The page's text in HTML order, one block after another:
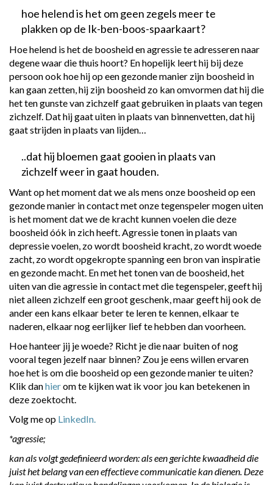
hoe helend is het om geen zegels meer te
plakken op de Ik-ben-boos-spaarkaart?
Hoe helend is het de boosheid en agressie te adresseren naar
degene waar die thuis hoort? En hopelijk leert hij bij deze
persoon ook hoe hij op een gezonde manier zijn boosheid in
kan gaan zetten, hij zijn boosheid zo kan omvormen dat hij die
het ten gunste van zichzelf gaat gebruiken in plaats van tegen
zichzelf. Dat hij gaat uiten in plaats van binnenvetten, dat hij
gaat strijden in plaats van lijden…
..dat hij bloemen gaat gooien in plaats van
zichzelf weer in gaat houden.
Want op het moment dat we als mens onze boosheid op een
gezonde manier in contact met onze tegenspeler mogen uiten
is het moment dat we de kracht kunnen voelen die deze
boosheid óók in zich heeft. Agressie tonen in plaats van
depressie voelen, zo wordt boosheid kracht, zo wordt woede
zacht, zo wordt opgekropte spanning een bron van inspiratie
en gezonde macht. En met het tonen van de boosheid, het
uiten van die agressie in contact met die tegenspeler, geeft hij
niet alleen zichzelf een groot geschenk, maar geeft hij ook de
ander een kans elkaar beter te leren te kennen, elkaar te
naderen, elkaar nog eerlijker lief te hebben dan voorheen.
Hoe hanteer jij je woede? Richt je die naar buiten of nog
vooral tegen jezelf naar binnen? Zou je eens willen ervaren
hoe het is om die boosheid op een gezonde manier te uiten?
Klik danhierom te kijken wat ik voor jou kan betekenen in
deze zoektocht.
Volg me op LinkedIn.
*agressie;
kan als volgt gedefinieerd worden: als een gerichte kwaadheid die
juist het belang van een effectieve communicatie kan dienen. Deze